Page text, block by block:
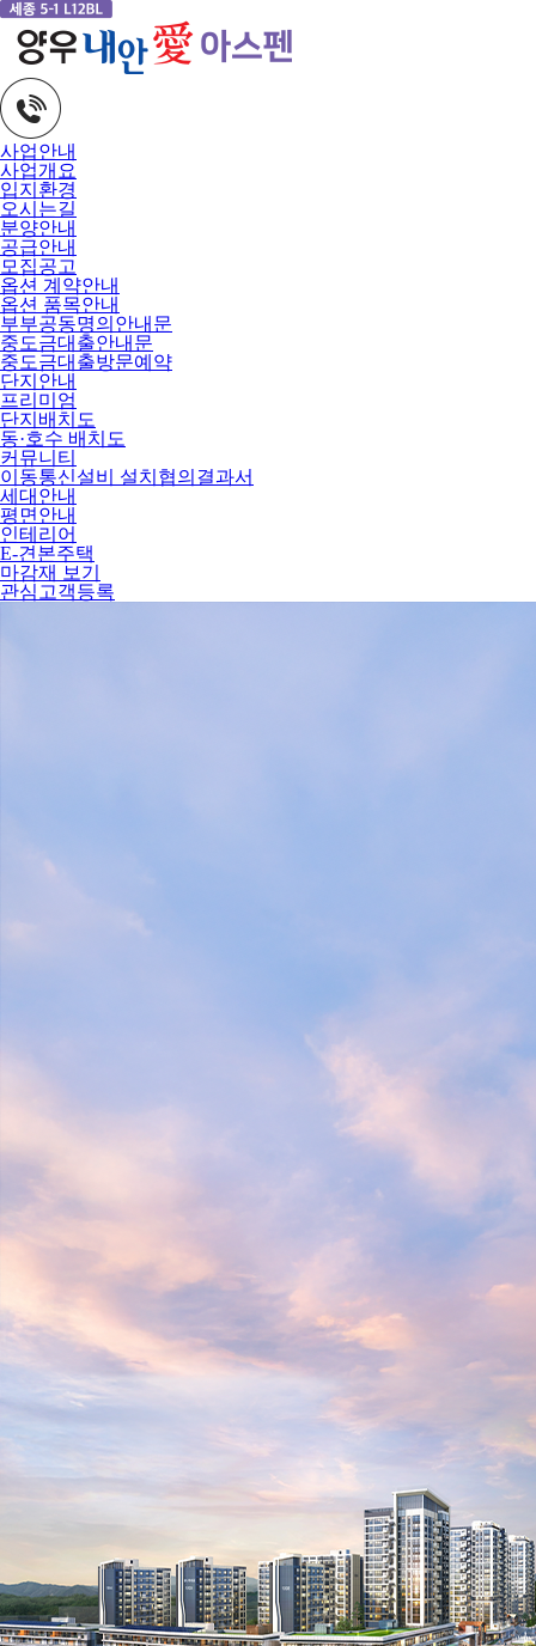
사업안내
사업개요
입지환경
오시는길
분양안내
공급안내
모집공고
옵션 계약안내
옵션 품목안내
부부공동명의안내문
중도금대출안내문
중도금대출방문예약
단지안내
프리미엄
단지배치도
동·호수 배치도
커뮤니티
이동통신설비 설치협의결과서
세대안내
평면안내
인테리어
E-견본주택
마감재 보기
관심고객등록